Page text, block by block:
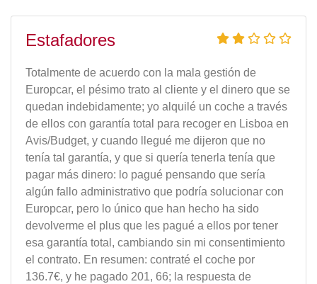
Estafadores
Totalmente de acuerdo con la mala gestión de
Europcar, el pésimo trato al cliente y el dinero que se
quedan indebidamente; yo alquilé un coche a través
de ellos con garantía total para recoger en Lisboa en
Avis/Budget, y cuando llegué me dijeron que no
tenía tal garantía, y que si quería tenerla tenía que
pagar más dinero: lo pagué pensando que sería
algún fallo administrativo que podría solucionar con
Europcar, pero lo único que han hecho ha sido
devolverme el plus que les pagué a ellos por tener
esa garantía total, cambiando sin mi consentimiento
el contrato. En resumen: contraté el coche por
136.7€, y he pagado 201, 66; la respuesta de